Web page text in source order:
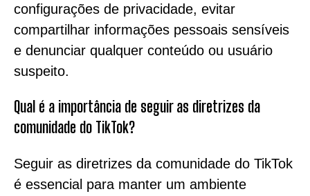
configurações de privacidade, evitar
compartilhar informações pessoais sensíveis
e denunciar qualquer conteúdo ou usuário
suspeito.
Qual é a importância de seguir as diretrizes da
comunidade do TikTok?
Seguir as diretrizes da comunidade do TikTok
é essencial para manter um ambiente